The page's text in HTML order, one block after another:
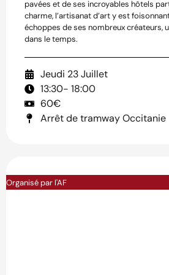
pavées et de ses incroyables hôtels
charme, l’artisanat d’art y est
échoppes de ses nombreux créateurs,
dans le temps.
Jeudi 23 Juillet
13:30- 18:00
60€
Arrêt de tramway Occitanie
Organisé par l'AF